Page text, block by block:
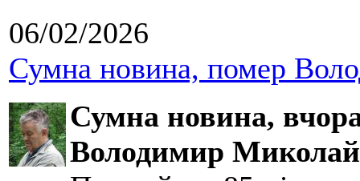
06/02/2026
Сумна новина, помер
Сумна новина,
Володимир